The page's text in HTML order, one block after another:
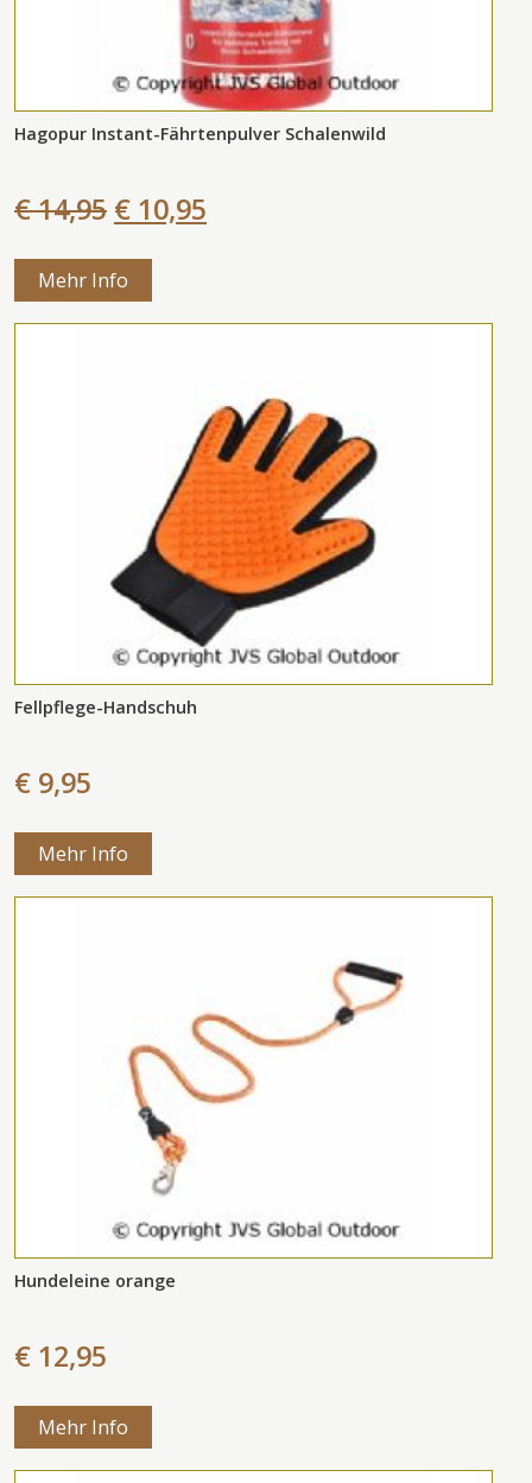
Hagopur Instant-Fährtenpulver Schalenwild
€ 14,95 € 10,95
Mehr Info
Fellpflege-Handschuh
€ 9,95
Mehr Info
Hundeleine orange
€ 12,95
Mehr Info